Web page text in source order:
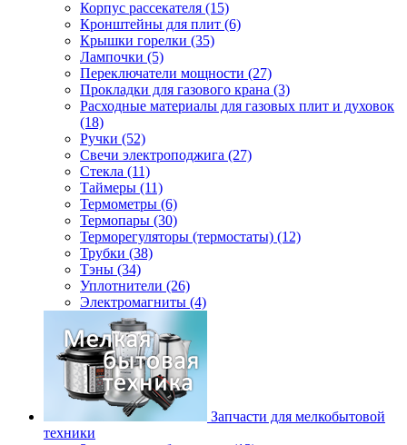
Корпус рассекателя (15)
Кронштейны для плит (6)
Крышки горелки (35)
Лампочки (5)
Переключатели мощности (27)
Прокладки для газового крана (3)
Расходные материалы для газовых плит и духовок
(18)
Ручки (52)
Свечи электроподжига (27)
Стекла (11)
Таймеры (11)
Термометры (6)
Термопары (30)
Терморегуляторы (термостаты) (12)
Трубки (38)
Тэны (34)
Уплотнители (26)
Электромагниты (4)
Запчасти для мелкобытовой
техники